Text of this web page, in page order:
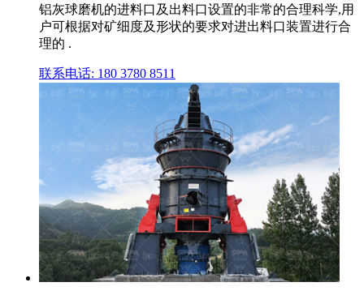
铝灰球磨机的进料口及出料口设置的非常的合理科学,用
户可根据对矿细度及形状的要求对进出料口装置进行合
理的 .
联系电话: 180 3780 8511